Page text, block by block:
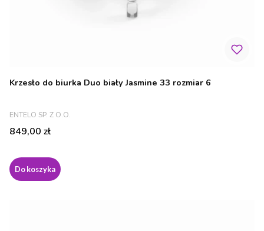
Krzesło do biurka Duo biały Jasmine 33 rozmiar 6
PRODUCENT
ENTELO SP. Z O.O.
Cena
849,00 zł
Do koszyka